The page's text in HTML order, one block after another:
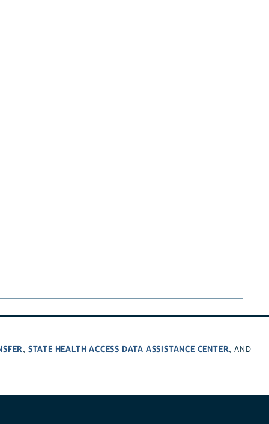
, STATE HEALTH ACCESS DATA ASSISTANCE CENTER, AND